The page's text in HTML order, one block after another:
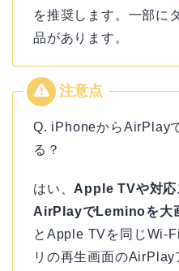
を推奨します。一部に
品があります。
Q. iPhoneからAirPlay
る？
はい、 Apple TVや対応
AirPlayでLeminoを大
とApple TVを同じWi-
リの再生画面の